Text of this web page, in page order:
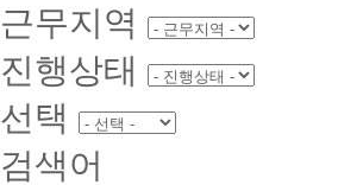
근무지역
진행상태
선택
검색어